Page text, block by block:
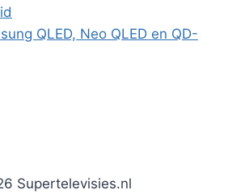
QLED, Neo QLED en QD-
Supertelevisies.nl